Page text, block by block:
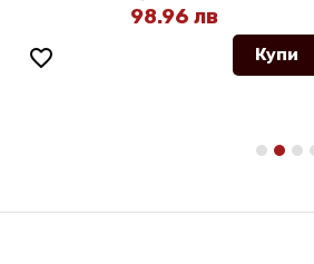
favorite_border
98.96 лв
Купи